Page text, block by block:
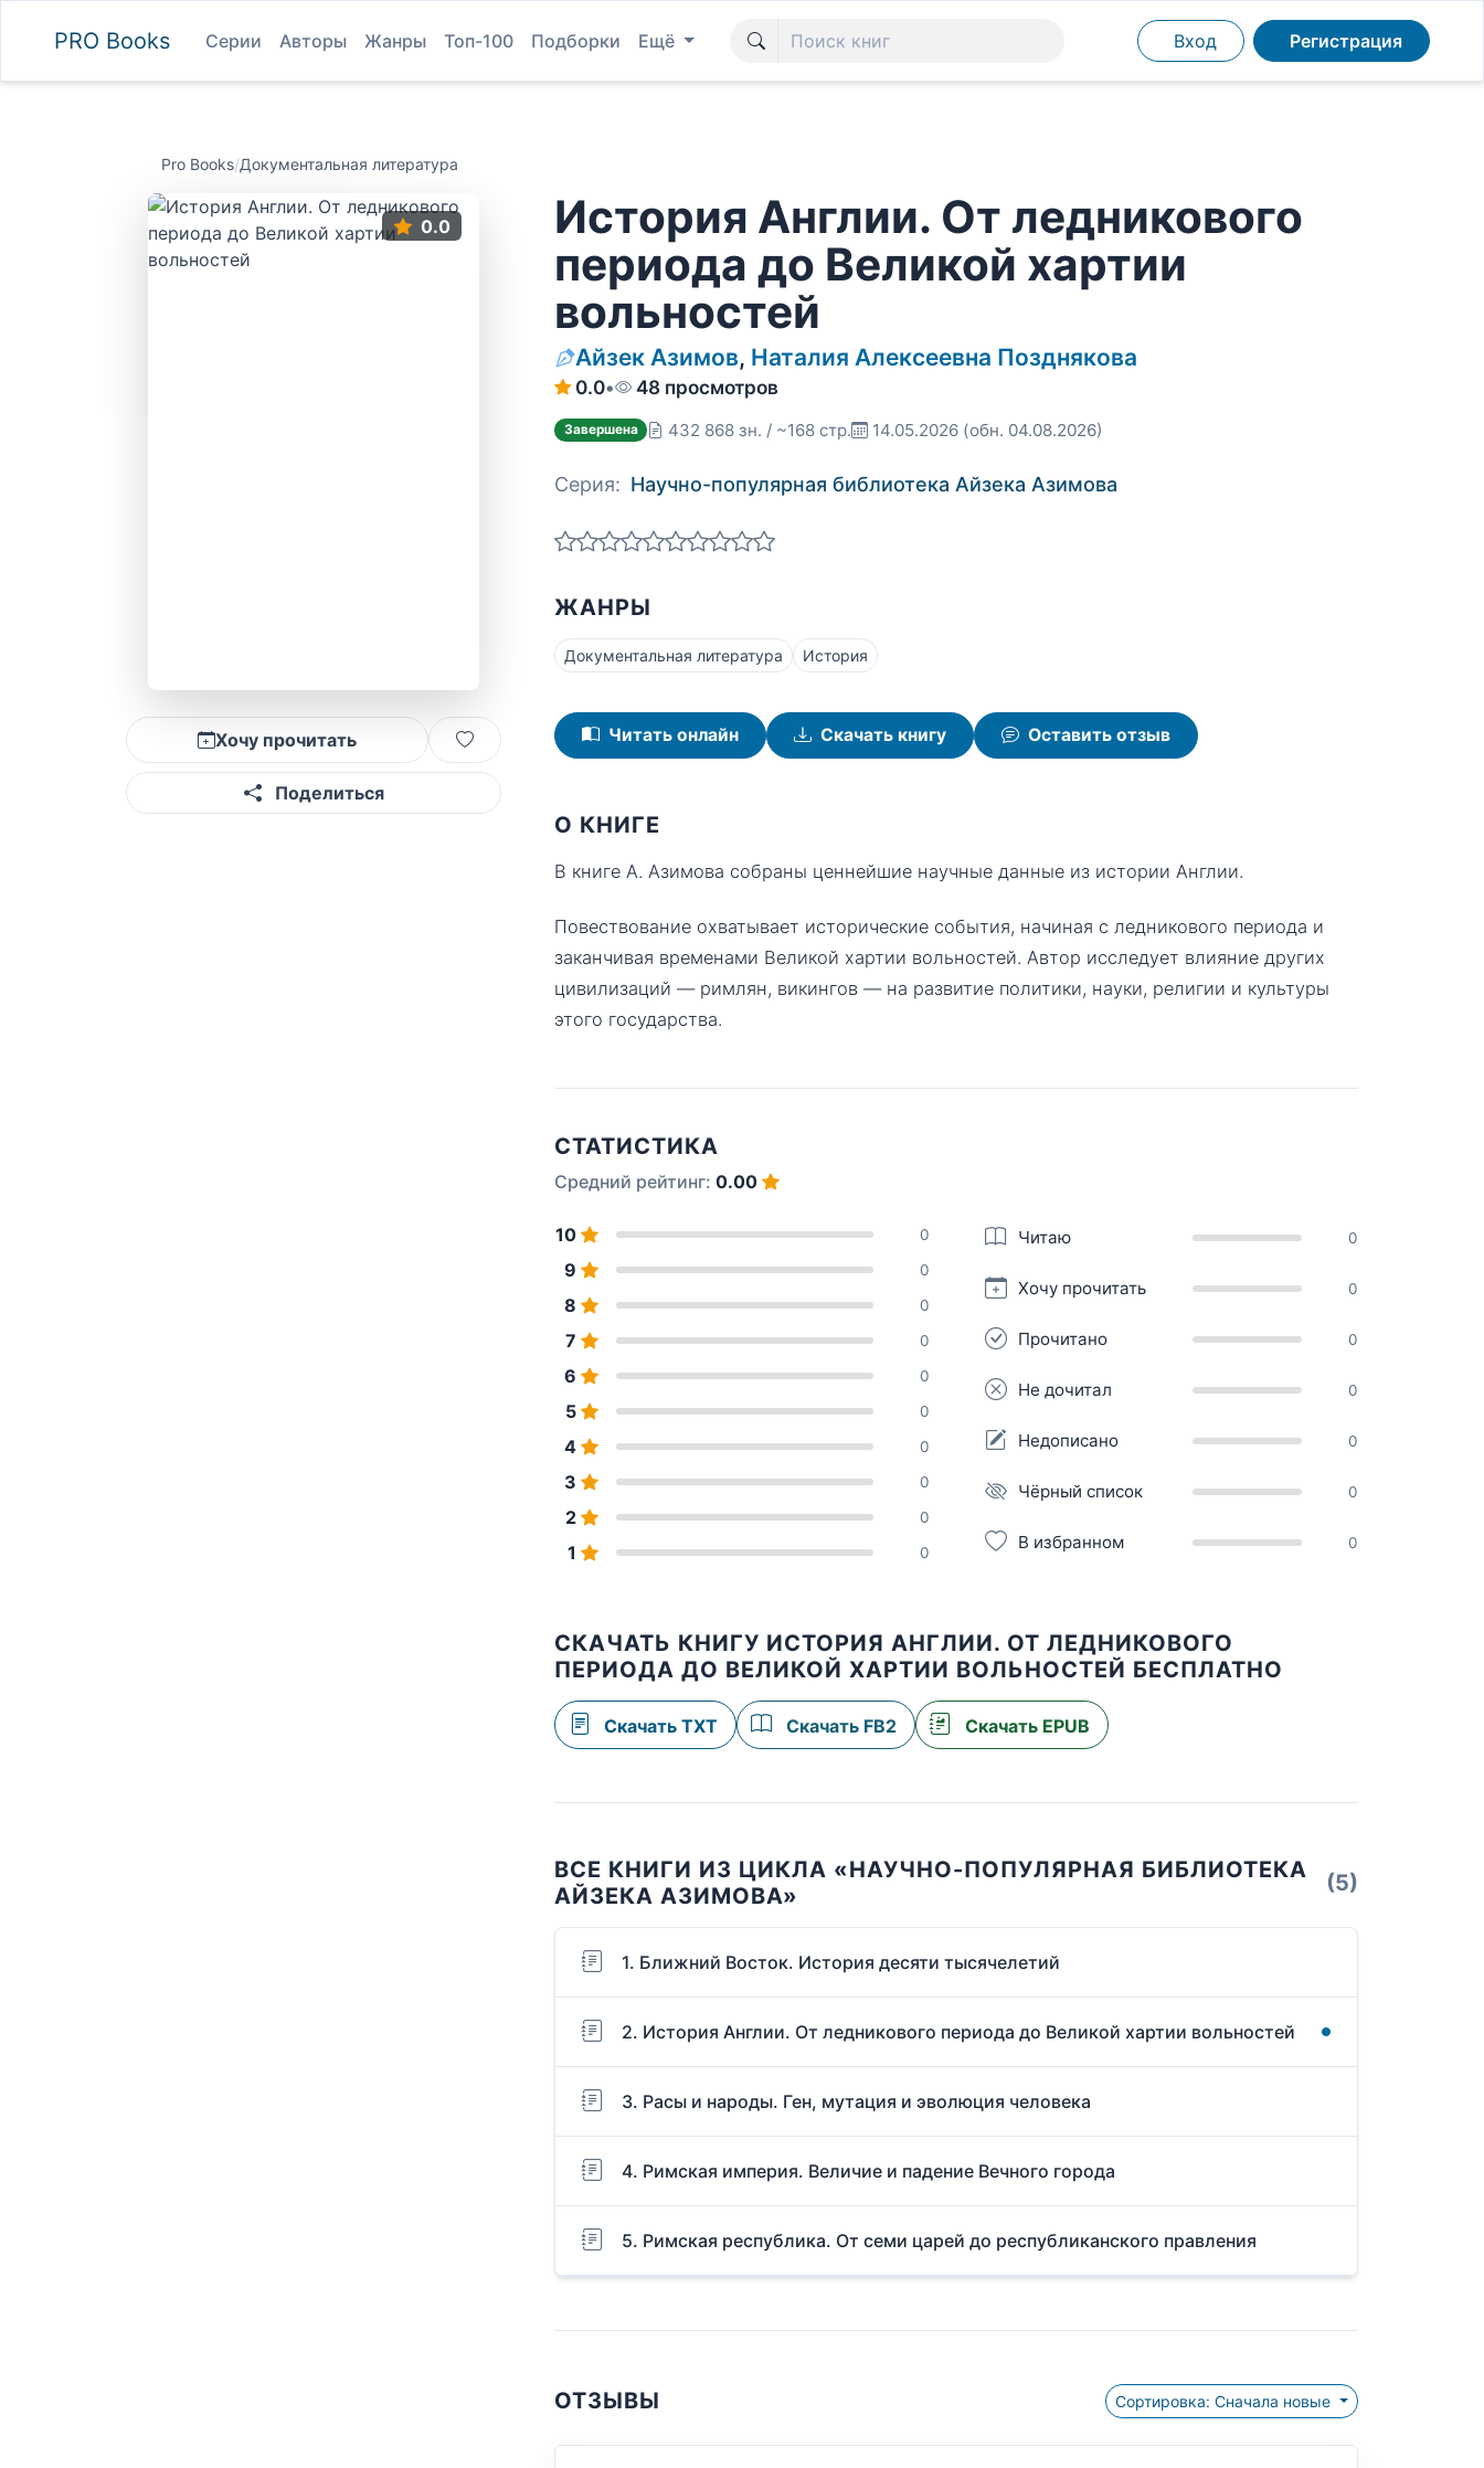
PRO Books Серии Авторы Жанры Топ-100 Подборки Ещё Вход Регистрация
Pro Books/Документальная литература
0.0
Хочу прочитать
Поделиться
История Англии. От ледникового
периода до Великой хартии
вольностей
Айзек Азимов, Наталия Алексеевна Позднякова
0.0• 48 просмотров
Завершена 432 868 зн. / ~168 стр. 14.05.2026 (обн. 04.08.2026)
Серия: Научно-популярная библиотека Айзека Азимова
ЖАНРЫ
Документальная литература История
Читать онлайн Скачать книгу Оставить отзыв
О КНИГЕ
В книге А. Азимова собраны ценнейшие научные данные из истории Англии.
Повествование охватывает исторические события, начиная с ледникового периода и
заканчивая временами Великой хартии вольностей. Автор исследует влияние других
цивилизаций — римлян, викингов — на развитие политики, науки, религии и культуры
этого государства.
СТАТИСТИКА
Средний рейтинг: 0.00
10 0
9 0
8 0
7 0
6 0
5 0
4 0
3 0
2 0
1 0
Читаю 0
Хочу прочитать 0
Прочитано 0
Не дочитал 0
Недописано 0
Чёрный список 0
В избранном 0
СКАЧАТЬ КНИГУ ИСТОРИЯ АНГЛИИ. ОТ ЛЕДНИКОВОГО
ПЕРИОДА ДО ВЕЛИКОЙ ХАРТИИ ВОЛЬНОСТЕЙ БЕСПЛАТНО
Скачать TXT Скачать FB2 Скачать EPUB
ВСЕ КНИГИ ИЗ ЦИКЛА «НАУЧНО-ПОПУЛЯРНАЯ БИБЛИОТЕКА
АЙЗЕКА АЗИМОВА»
(5)
1. Ближний Восток. История десяти тысячелетий
2. История Англии. От ледникового периода до Великой хартии вольностей
3. Расы и народы. Ген, мутация и эволюция человека
4. Римская империя. Величие и падение Вечного города
5. Римская республика. От семи царей до республиканского правления
ОТЗЫВЫ Сортировка: Сначала новые